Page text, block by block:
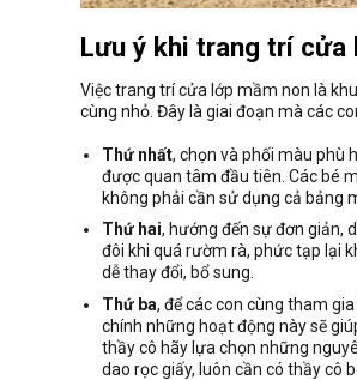
Lưu ý khi trang trí cửa
Việc trang trí cửa lớp mầm non là
cùng nhỏ. Đây là giai đoạn mà các
Thứ nhất, chọn và phối màu phù
được quan tâm đầu tiên. Các bé
không phải cần sử dụng cả bảng
Thứ hai, hướng đến sự đơn giản,
đôi khi quá rườm rà, phức tạp lại
dễ thay đổi, bổ sung.
Thứ ba, để các con cùng tham
chính những hoạt động này sẽ
thầy cô hãy lựa chọn những
dao rọc giấy, luôn cần có thầy cô